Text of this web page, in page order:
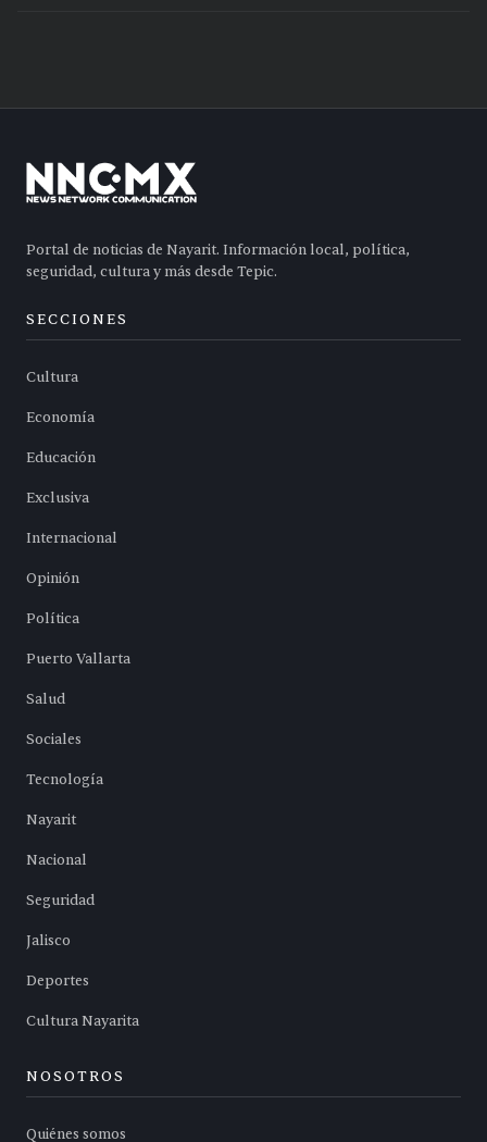
Portal de noticias de Nayarit. Información local, política,
seguridad, cultura y más desde Tepic.
SECCIONES
Cultura
Economía
Educación
Exclusiva
Internacional
Opinión
Política
Puerto Vallarta
Salud
Sociales
Tecnología
Nayarit
Nacional
Seguridad
Jalisco
Deportes
Cultura Nayarita
NOSOTROS
Quiénes somos